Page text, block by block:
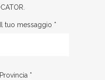
Il tuo messaggio *
Provincia *